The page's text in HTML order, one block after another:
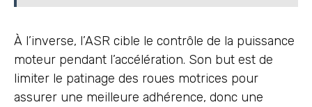
À l’inverse, l’ASR cible le contrôle de la puissance
moteur pendant l’accélération. Son but est de
limiter le patinage des roues motrices pour
assurer une meilleure adhérence, donc une